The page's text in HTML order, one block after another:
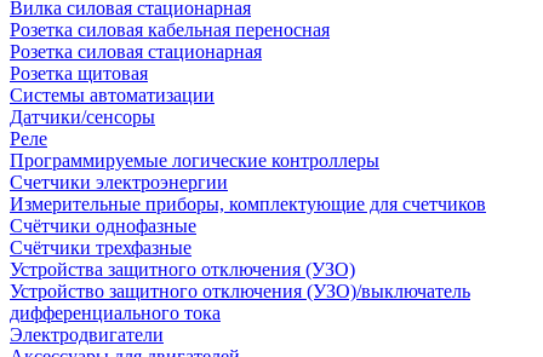
Вилка силовая стационарная
Розетка силовая кабельная переносная
Розетка силовая стационарная
Розетка щитовая
Системы автоматизации
Датчики/сенсоры
Реле
Программируемые логические контроллеры
Счетчики электроэнергии
Измерительные приборы, комплектующие для счетчиков
Счётчики однофазные
Счётчики трехфазные
Устройства защитного отключения (УЗО)
Устройство защитного отключения (УЗО)/выключатель
дифференциального тока
Электродвигатели